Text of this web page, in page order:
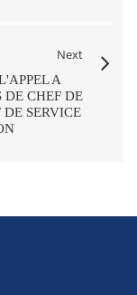
Next
A
DE CHEF DE
DE SERVICE